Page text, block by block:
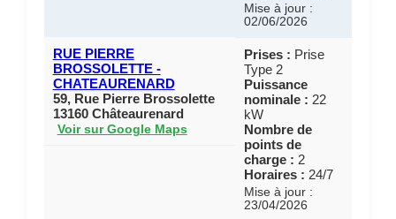
Mise à jour :
02/06/2026
RUE PIERRE
BROSSOLETTE -
CHATEAURENARD
59, Rue Pierre Brossolette
13160 Châteaurenard
Voir sur Google Maps
Prises : Prise
Type 2
Puissance
nominale : 22
kW
Nombre de
points de
charge : 2
Horaires : 24/7
Mise à jour :
23/04/2026